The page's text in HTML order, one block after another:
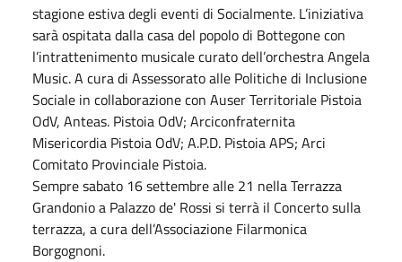
stagione estiva degli eventi di Socialmente. L’iniziativa
sarà ospitata dalla casa del popolo di Bottegone con
l’intrattenimento musicale curato dell’orchestra Angela
Music. A cura di Assessorato alle Politiche di Inclusione
Sociale in collaborazione con Auser Territoriale Pistoia
OdV, Anteas. Pistoia OdV; Arciconfraternita
Misericordia Pistoia OdV; A.P.D. Pistoia APS; Arci
Comitato Provinciale Pistoia.
Sempre sabato 16 settembre alle 21 nella Terrazza
Grandonio a Palazzo de' Rossi si terrà il Concerto sulla
terrazza, a cura dell’Associazione Filarmonica
Borgognoni.